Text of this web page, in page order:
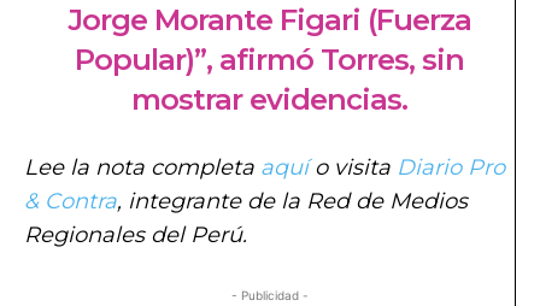
Jorge Morante Figari (Fuerza
Popular)”, afirmó Torres, sin
mostrar evidencias.
Lee la nota completa aquío visita Diario Pro
& Contra, integrante de la Red de Medios
Regionales del Perú.
- Publicidad -